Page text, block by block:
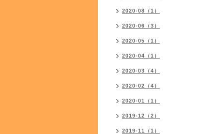
2020-08（1）
2020-06（3）
2020-05（1）
2020-04（1）
2020-03（4）
2020-02（4）
2020-01（1）
2019-12（2）
2019-11（1）